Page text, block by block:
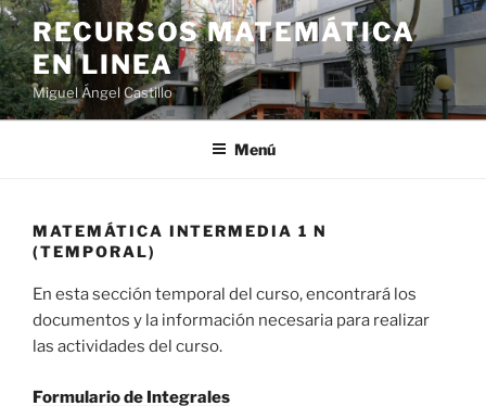
Saltar
al
contenido
RECURSOS MATEMÁTICA
EN LINEA
Miguel Ángel Castillo
Menú
MATEMÁTICA INTERMEDIA 1 N
(TEMPORAL)
En esta sección temporal del curso, encontrará los
documentos y la información necesaria para realizar
las actividades del curso.
Formulario de Integrales